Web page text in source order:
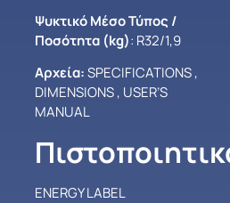
Ψυκτικό Μέσο Τύπος /
Ποσότητα (kg): R32/1,9
Αρχεία:SPECIFICATIONS,
DIMENSIONS, USER’S
MANUAL
ENERGY LABEL